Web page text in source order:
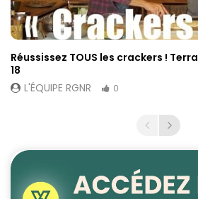
Réussissez TOUS les crackers !
18
L'ÉQUIPE RGNR
0